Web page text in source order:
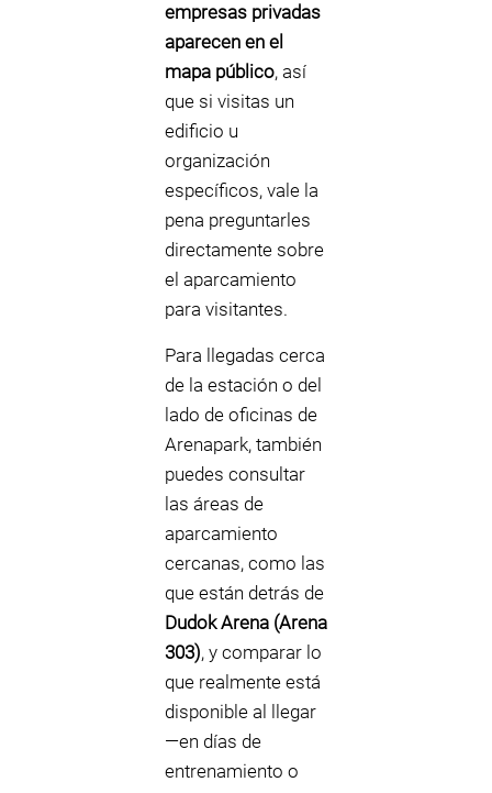
empresas privadas
aparecen en el
mapa público, así
que si visitas un
edificio u
organización
específicos, vale la
pena preguntarles
directamente sobre
el aparcamiento
para visitantes.
Para llegadas cerca
de la estación o del
lado de oficinas de
Arenapark, también
puedes consultar
las áreas de
aparcamiento
cercanas, como las
que están detrás de
Dudok Arena (Arena
303), y comparar lo
que realmente está
disponible al llegar
—en días de
entrenamiento o